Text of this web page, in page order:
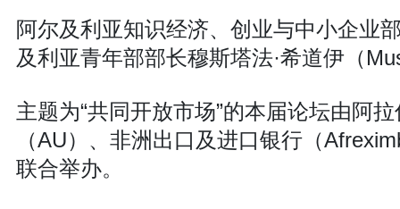
阿尔及利亚知识经济、创业与中小企业
及利亚青年部部长穆斯塔法·希道伊（
主题为“共同开放市场”的本届论坛由阿
（AU）、非洲出口及进口银行（
联合举办。